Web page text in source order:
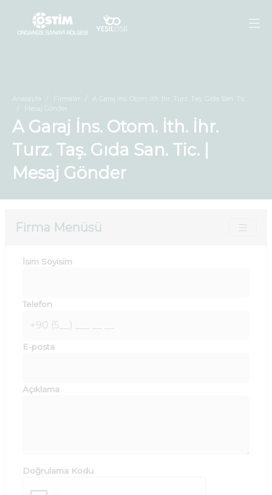
Anasayfa Firmalar
A Garaj İns. Otom. İth. İhr. Turz. Taş. Gıda San. Tic.
Mesaj Gönder
A Garaj İns. Otom. İth. İhr.
Turz. Taş. Gıda San. Tic. |
Mesaj Gönder
Firma Menüsü
İsim Soyisim
Telefon
E-posta
Açıklama
Doğrulama Kodu